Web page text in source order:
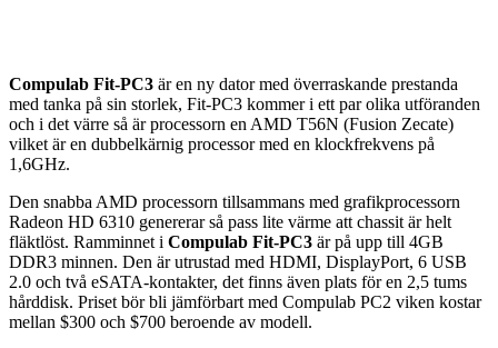
Compulab Fit-PC3 är en ny dator med överraskande prestanda
med tanka på sin storlek, Fit-PC3 kommer i ett par olika utföranden
och i det värre så är processorn en AMD T56N (Fusion Zecate)
vilket är en dubbelkärnig processor med en klockfrekvens på
1,6GHz.
Den snabba AMD processorn tillsammans med grafikprocessorn
Radeon HD 6310 genererar så pass lite värme att chassit är helt
fläktlöst. Ramminnet i Compulab Fit-PC3 är på upp till 4GB
DDR3 minnen. Den är utrustad med HDMI, DisplayPort, 6 USB
2.0 och två eSATA-kontakter, det finns även plats för en 2,5 tums
hårddisk. Priset bör bli jämförbart med Compulab PC2 viken kostar
mellan $300 och $700 beroende av modell.